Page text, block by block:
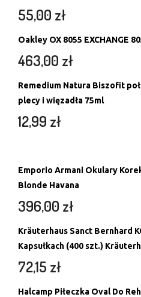
55,00 zł
Oakley OX 8055 EXCHANGE
463,00 zł
Remedium Natura Biszofit
plecy i więzadła 75ml
12,99 zł
Emporio Armani Okulary
Blonde Havana
396,00 zł
Kräuterhaus Sanct Bernhard
Kapsułkach (400 szt.)
72,15 zł
Halcamp Piłeczka Oval Do